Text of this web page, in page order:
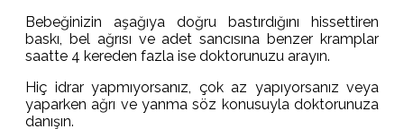
Bebeğinizin aşağıya doğru bastırdığını hissettiren
baskı, bel ağrısı ve adet sancısına benzer kramplar
saatte 4 kereden fazla ise doktorunuzu arayın.
Hiç idrar yapmıyorsanız, çok az yapıyorsanız veya
yaparken ağrı ve yanma söz konusuyla doktorunuza
danışın.